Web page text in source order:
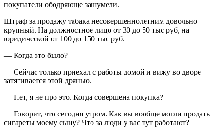
покупатели ободряюще зашумели.
Штраф за продажу табака несовершеннолетним довольно
крупный. На должностное лицо от 30 до 50 тыс руб, на
юридической от 100 до 150 тыс руб.
— Когда это было?
— Сейчас только приехал с работы домой и вижу во дворе
затягивается этой дрянью.
— Нет, я не про это. Когда совершена покупка?
— Говорит, что сегодня утром. Как вы вообще могли продать
сигареты моему сыну? Что за люди у вас тут работают?